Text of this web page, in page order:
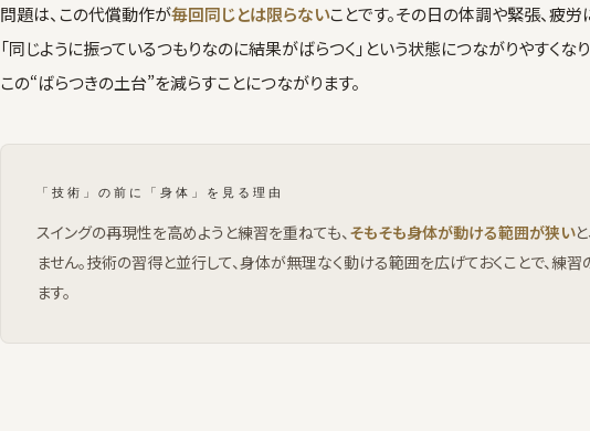
問題は、この代償動作が毎回同じとは限らないことです。その日の体調や緊張、疲
「同じように振っているつもりなのに結果がばらつく」という状態につながりやすくな
この“ばらつきの土台”を減らすことにつながります。
「技術」の前に「身体」を見る理由
スイングの再現性を高めようと練習を重ねても、そもそも身体が動ける範囲が狭い
ません。技術の習得と並行して、身体が無理なく動ける範囲を広げておくことで、練
ます。